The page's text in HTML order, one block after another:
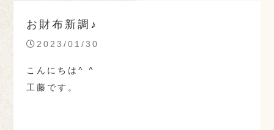
お財布新調♪
2023/01/30
こんにちは^ ^
工藤です。